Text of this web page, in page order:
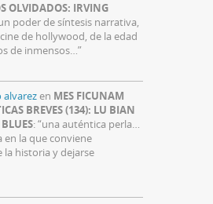
OLVIDADOS: IRVING
poder de síntesis narrativa,
de hollywood, de la edad
de inmensos…”
alvarezen MES FICUNAM
BREVES (134): LU BIAN
: “una auténtica perla…
en la que conviene
la historia y dejarse